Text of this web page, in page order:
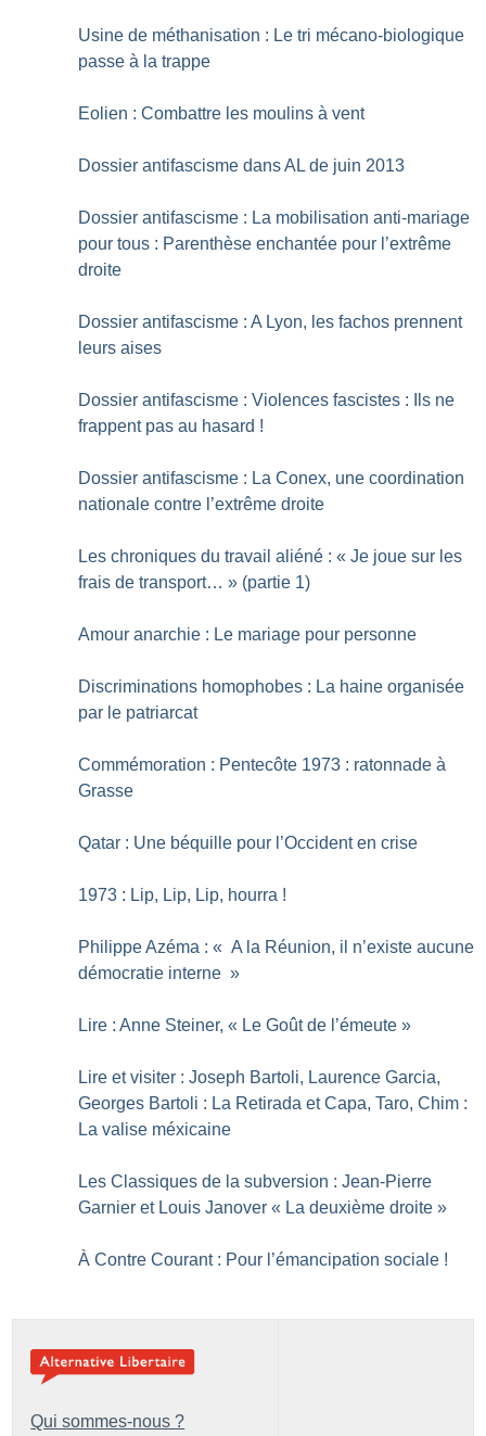
Usine de méthanisation : Le tri mécano-biologique
passe à la trappe
Eolien : Combattre les moulins à vent
Dossier antifascisme dans AL de juin 2013
Dossier antifascisme : La mobilisation anti-mariage
pour tous : Parenthèse enchantée pour l’extrême
droite
Dossier antifascisme : A Lyon, les fachos prennent
leurs aises
Dossier antifascisme : Violences fascistes : Ils ne
frappent pas au hasard !
Dossier antifascisme : La Conex, une coordination
nationale contre l’extrême droite
Les chroniques du travail aliéné : « Je joue sur les
frais de transport… » (partie 1)
Amour anarchie : Le mariage pour personne
Discriminations homophobes : La haine organisée
par le patriarcat
Commémoration : Pentecôte 1973 : ratonnade à
Grasse
Qatar : Une béquille pour l’Occident en crise
1973 : Lip, Lip, Lip, hourra !
Philippe Azéma : « A la Réunion, il n’existe aucune
démocratie interne »
Lire : Anne Steiner, « Le Goût de l’émeute »
Lire et visiter : Joseph Bartoli, Laurence Garcia,
Georges Bartoli : La Retirada et Capa, Taro, Chim :
La valise méxicaine
Les Classiques de la subversion : Jean-Pierre
Garnier et Louis Janover « La deuxième droite »
À Contre Courant : Pour l’émancipation sociale !
Qui sommes-nous ?